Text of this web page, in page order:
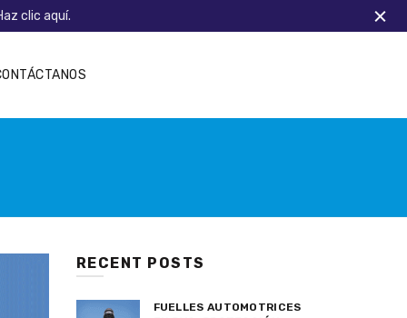
RECENT POSTS
FUELLES AUTOMOTRICES
clic aquí.